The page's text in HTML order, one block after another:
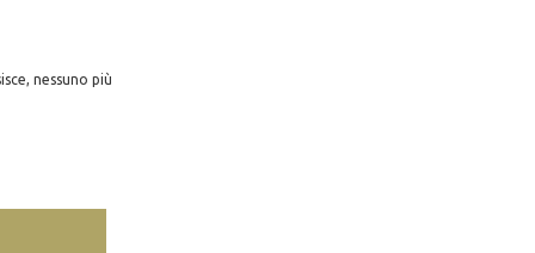
nessuno più